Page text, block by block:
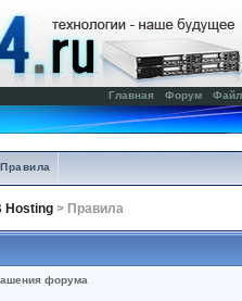
Главная Форум
Правила
Hosting > Правила
форума